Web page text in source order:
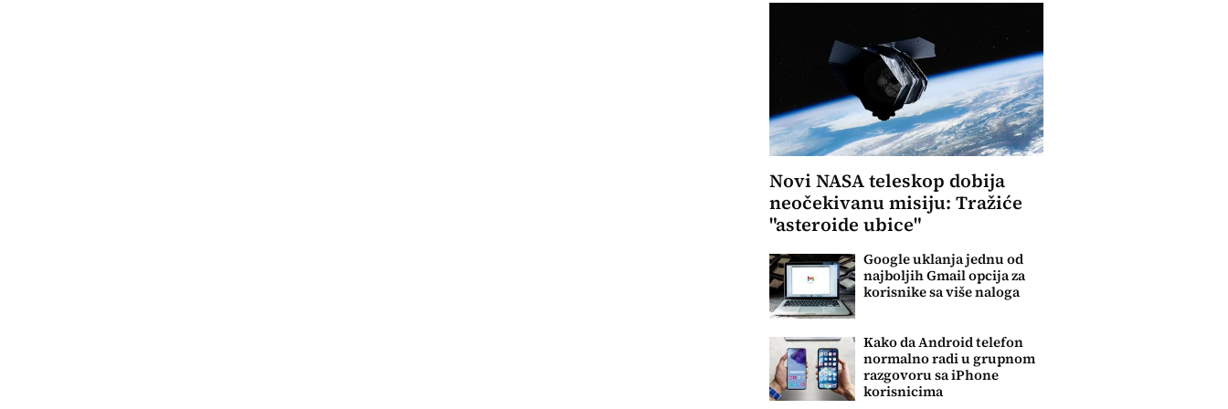
Novi NASA teleskop dobija
neočekivanu misiju: Tražiće
"asteroide ubice"
Google uklanja jednu od
najboljih Gmail opcija za
korisnike sa više naloga
Kako da Android telefon
normalno radi u grupnom
razgovoru sa iPhone
korisnicima